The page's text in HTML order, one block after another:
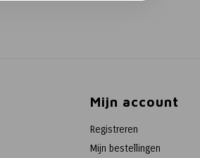
Mijn account
Registreren
Mijn bestellingen